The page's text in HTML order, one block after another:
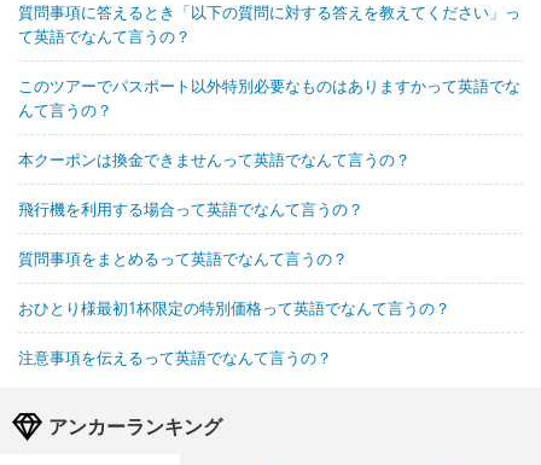
質問事項に答えるとき「以下の質問に対する答えを教えてください」っ
て英語でなんて言うの？
このツアーでパスポート以外特別必要なものはありますかって英語でな
んて言うの？
本クーポンは換金できませんって英語でなんて言うの？
飛行機を利用する場合って英語でなんて言うの？
質問事項をまとめるって英語でなんて言うの？
おひとり様最初1杯限定の特別価格って英語でなんて言うの？
注意事項を伝えるって英語でなんて言うの？
アンカーランキング